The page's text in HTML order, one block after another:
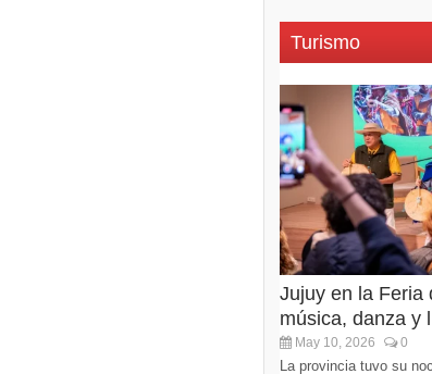
Turismo
Jujuy en la Feria
música, danza y
May 10, 2026 0
La provincia tuvo su